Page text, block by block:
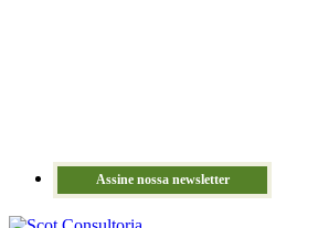
Assine nossa newsletter